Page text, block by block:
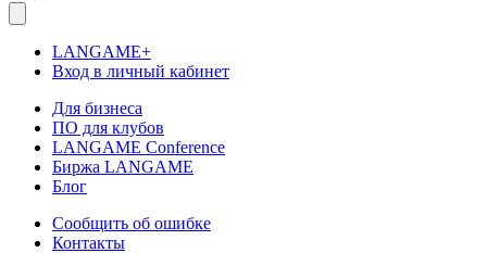
LANGAME+
Вход в личный кабинет
Для бизнеса
ПО для клубов
LANGAME Conference
Биржа LANGAME
Блог
Сообщить об ошибке
Контакты